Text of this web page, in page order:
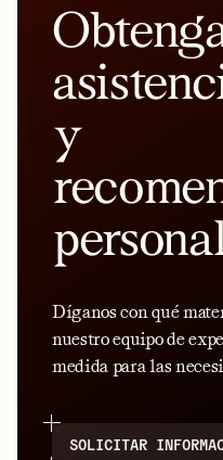
y
Díganos con qué
nuestro equipo de
medida para las
SOLICITAR